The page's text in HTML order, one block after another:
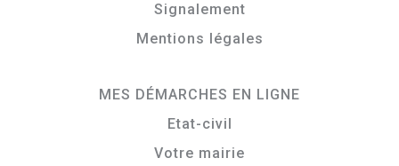
Signalement
Mentions légales
MES DÉMARCHES EN LIGNE
Etat-civil
Votre mairie